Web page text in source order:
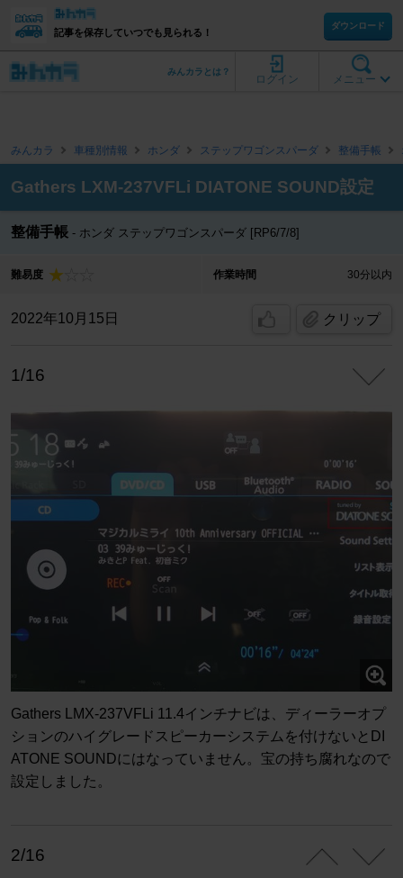
記事を保存していつでも見られる！
ダウンロード
メニュー
ログイン
みんカラとは？
みんカラ 車種別情報 ホンダ ステップワゴンスパーダ 整備手帳
Gathers LXM-237VFLi DIATONE SOUND設定
整備手帳 ホンダ ステップワゴンスパーダ [RP6/7/8]
難易度 作業時間 30分以内
2022年10月15日 クリップ
1/16
Gathers LMX-237VFLi 11.4インチナビは、ディーラーオプ
ションのハイグレードスピーカーシステムを付けないとDI
ATONE SOUNDにはなっていません。宝の持ち腐れなので
設定しました。
2/16